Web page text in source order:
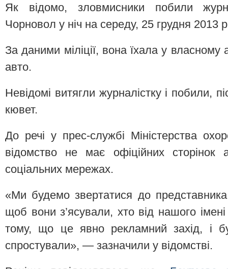
Як відомо, зловмисники побили
Чорновол у ніч на середу, 25 грудня 2013
За даними міліції, вона їхала у власному
авто.
Невідомі витягли журналістку і побили,
кювет.
До речі у прес-службі Міністерства
відомство не має офіційних
соціальних мережах.
«Ми будемо звертатися до
щоб вони з’ясували, хто від нашого
тому, що це явно рекламний захід, і
спростували», — зазначили у відомстві.